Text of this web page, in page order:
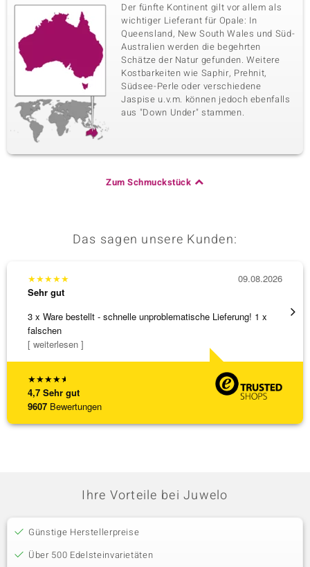
Der fünfte Kontinent gilt vor allem als
wichtiger Lieferant für Opale: In
Queensland, New South Wales und Süd-
Australien werden die begehrten
Schätze der Natur gefunden. Weitere
Kostbarkeiten wie Saphir, Prehnit,
Südsee-Perle oder verschiedene
Jaspise u.v.m. können jedoch ebenfalls
aus "Down Under" stammen.
Zum Schmuckstück
Das sagen unsere Kunden:
★★★★★
4,7 Sehr gut
9607 Bewertungen
★★★★★
Sehr gut
3 x Ware bestellt - schnelle unproblematische Lieferung! 1 x
falschen
[ weiterlesen ]
09.08.2026
Ihre Vorteile bei Juwelo
Günstige Herstellerpreise
Über 500 Edelsteinvarietäten